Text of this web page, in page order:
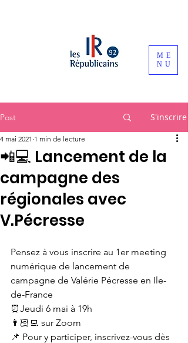
ME
NU
Post S'inscrire
📲💻 Lancement de la
campagne des
régionales avec
V.Pécresse
4 mai 2021 1 min de lecture
Pensez à vous inscrire au 1er meeting
numérique de lancement de
campagne de Valérie Pécresse en Ile-
de-France
⏰Jeudi 6 mai à 19h
👨🏻‍💻 sur Zoom
📌 Pour y participer, inscrivez-vous dès